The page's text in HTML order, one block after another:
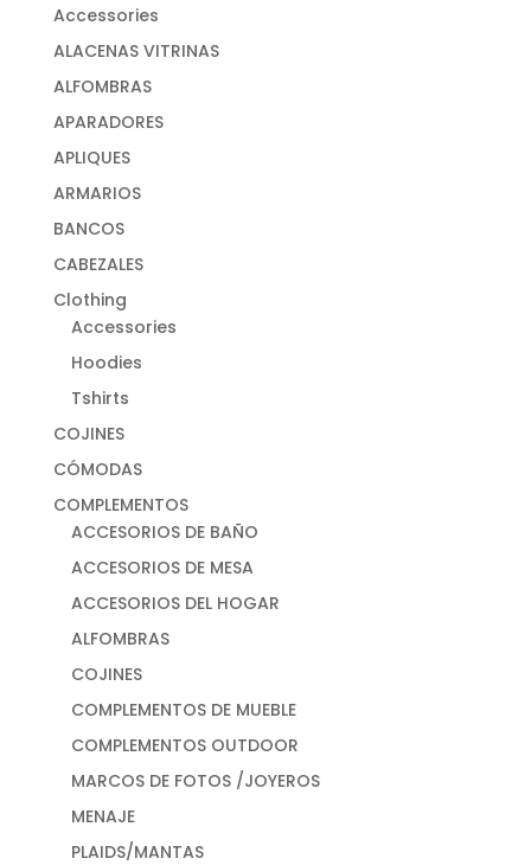
Accessories
ALACENAS VITRINAS
ALFOMBRAS
APARADORES
APLIQUES
ARMARIOS
BANCOS
CABEZALES
Clothing
Accessories
Hoodies
Tshirts
COJINES
CÓMODAS
COMPLEMENTOS
ACCESORIOS DE BAÑO
ACCESORIOS DE MESA
ACCESORIOS DEL HOGAR
ALFOMBRAS
COJINES
COMPLEMENTOS DE MUEBLE
COMPLEMENTOS OUTDOOR
MARCOS DE FOTOS /JOYEROS
MENAJE
PLAIDS/MANTAS